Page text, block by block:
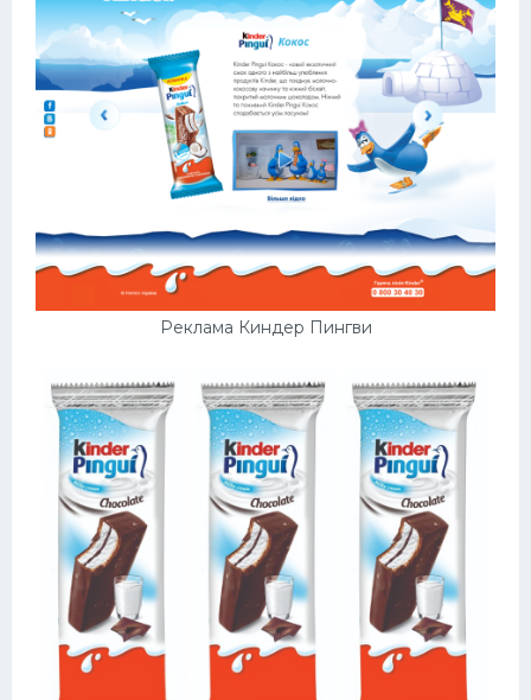
Реклама Киндер Пингви